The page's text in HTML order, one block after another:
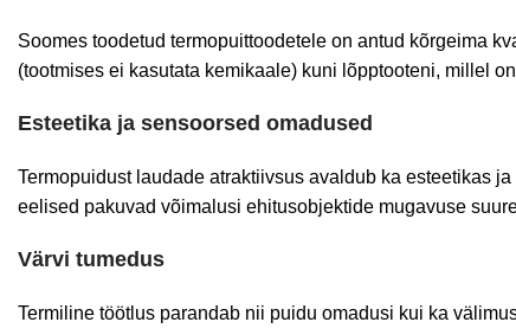
Soomes toodetud termopuittoodetele on antud kõrgeima
(tootmises ei kasutata kemikaale) kuni lõpptooteni, millel
Esteetika ja sensoorsed omadused
Termopuidust laudade atraktiivsus avaldub ka esteetikas
eelised pakuvad võimalusi ehitusobjektide mugavuse
Värvi tumedus
Termiline töötlus parandab nii puidu omadusi kui ka